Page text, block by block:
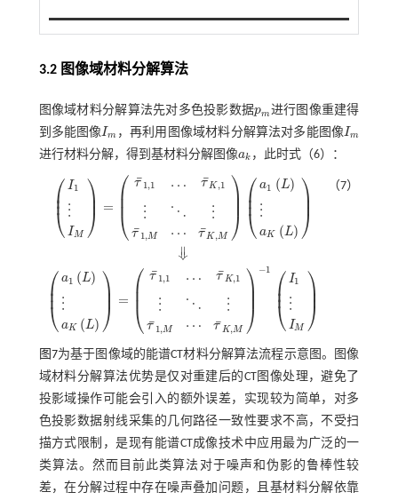
3.2 图像域材料分解算法
图像域材料分解算法先对多色投影数据pm
pm进行图像重建得
到多能图像Im
Im ，再利用图像域材料分解算法对多能图像Im
Im
进行材料分解，得到基材料分解图像ak
ak ，此时式（6） ：
⎛
⎝
⎜⎜
I1
⋮
IM
⎞
⎠⎟⎟ = ⎛
⎝
⎜⎜
τ¯1,1
⋮
τ¯1,M
…
⋱
⋯
τ¯K,1
⋮
τ¯K,M
⎞
⎠
⎟⎟
⎛
⎝
⎜
⎜
a1 (L)
⋮
aK (L)
⎞
⎠
⎟⎟
‖
⇓
⎛
⎝
⎜
⎜
a1 (L)
⋮
aK (L)
⎞
⎠
⎟⎟ = ⎛
⎝
⎜⎜
τ¯1,1
⋮
τ¯1,M
…
⋱
⋯
τ¯K,1
⋮
τ¯ K,M
⎞
⎠
⎟⎟
−1
⎛
⎝
⎜⎜
I1
⋮
IM
⎞
⎠⎟⎟
⋮τ
（7）
图7为基于图像域的能谱CT材料分解算法流程示意图。图像
域材料分解算法优势是仅对重建后的CT图像处理，避免了
投影域操作可能会引入的额外误差，实现较为简单，对多
色投影数据射线采集的几何路径一致性要求不高，不受扫
描方式限制，是现有能谱CT成像技术中应用最为广泛的一
类算法。然而目前此类算法对于噪声和伪影的鲁棒性较
差，在分解过程中存在噪声叠加问题，且基材料分解依靠